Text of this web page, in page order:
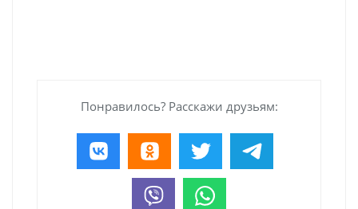
Понравилось? Расскажи друзьям: